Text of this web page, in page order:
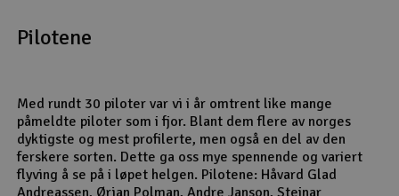
Pilotene
Med rundt 30 piloter var vi i år omtrent like mange
påmeldte piloter som i fjor. Blant dem flere av norges
dyktigste og mest profilerte, men også en del av den
ferskere sorten. Dette ga oss mye spennende og variert
flyving å se på i løpet helgen. Pilotene: Håvard Glad
Andreassen, Ørjan Polman, Andre Janson, Steinar